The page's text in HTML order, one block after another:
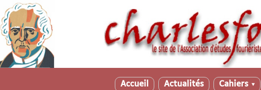
Accueil Actualités Cahiers ▼